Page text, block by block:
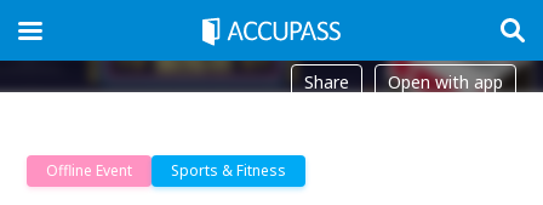
Share Open with app
Offline Event Sports & Fitness